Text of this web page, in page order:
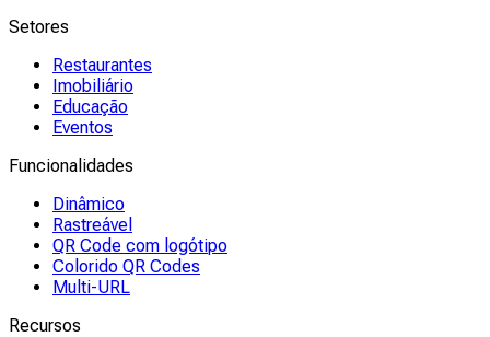
Setores
Restaurantes
Imobiliário
Educação
Eventos
Funcionalidades
Dinâmico
Rastreável
QR Code com logótipo
Colorido QR Codes
Multi-URL
Recursos